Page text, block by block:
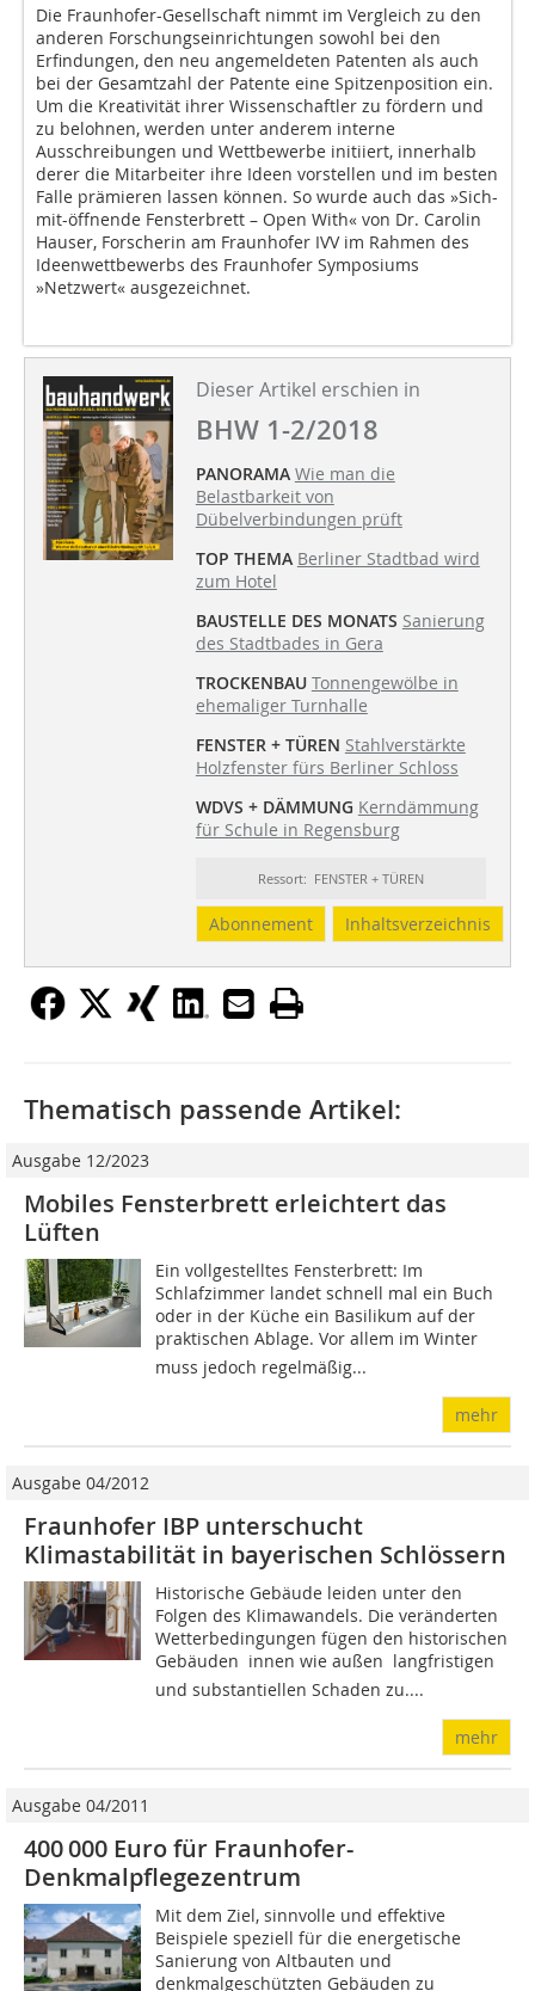
Die Fraunhofer-Gesellschaft nimmt im Vergleich zu den
anderen Forschungseinrichtungen sowohl bei den
Erfindungen, den neu angemeldeten Patenten als auch
bei der Gesamtzahl der Patente eine Spitzenposition ein.
Um die Kreativität ihrer Wissenschaftler zu fördern und
zu belohnen, werden unter anderem interne
Ausschreibungen und Wettbewerbe initiiert, innerhalb
derer die Mitarbeiter ihre Ideen vorstellen und im besten
Falle prämieren lassen können. So wurde auch das »Sich-
mit-öffnende Fensterbrett – Open With« von Dr. Carolin
Hauser, Forscherin am Fraunhofer IVV im Rahmen des
Ideenwettbewerbs des Fraunhofer Symposiums
»Netzwert« ausgezeichnet.
Dieser Artikel erschien in
BHW 1-2/2018
PANORAMA Wie man die
Belastbarkeit von
Dübelverbindungen prüft
TOP THEMA Berliner Stadtbad wird
zum Hotel
BAUSTELLE DES MONATS Sanierung
des Stadtbades in Gera
TROCKENBAU Tonnengewölbe in
ehemaliger Turnhalle
FENSTER + TÜREN Stahlverstärkte
Holzfenster fürs Berliner Schloss
WDVS + DÄMMUNG Kerndämmung
für Schule in Regensburg
Ressort: FENSTER + TÜREN
Abonnement Inhaltsverzeichnis
Thematisch passende Artikel:
Ausgabe 12/2023
Mobiles Fensterbrett erleichtert das
Lüften
Ein vollgestelltes Fensterbrett: Im
Schlafzimmer landet schnell mal ein Buch
oder in der Küche ein Basilikum auf der
praktischen Ablage. Vor allem im Winter
muss jedoch regelmäßig...
mehr
Ausgabe 04/2012
Fraunhofer IBP unterschucht
Klimastabilität in bayerischen Schlössern
Historische Gebäude leiden unter den
Folgen des Klimawandels. Die veränderten
Wetterbedingungen fügen den historischen
Gebäuden  innen wie außen  langfristigen
und substantiellen Schaden zu....
mehr
Ausgabe 04/2011
400 000 Euro für Fraunhofer-
Denkmalpflegezentrum
Mit dem Ziel, sinnvolle und effektive
Beispiele speziell für die energetische
Sanierung von Altbauten und
denkmalgeschützten Gebäuden zu